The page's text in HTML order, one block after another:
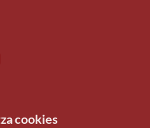
cookies